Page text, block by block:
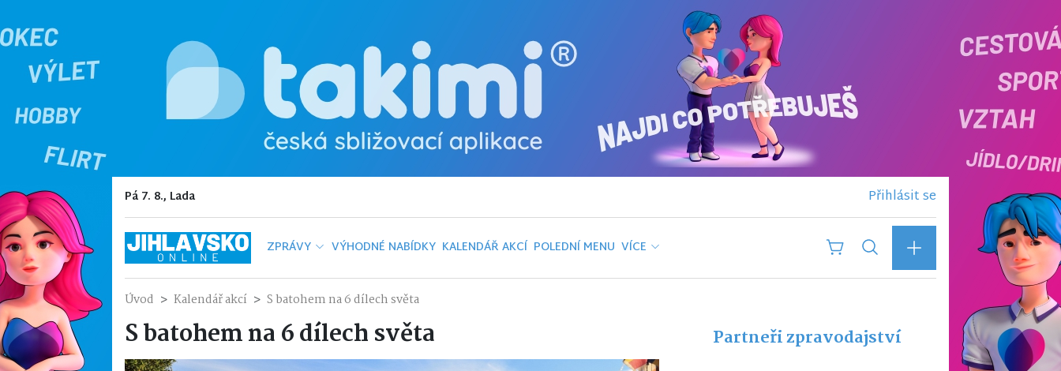
Pá 7. 8., Lada Přihlásit se
ZPRÁVY VÝHODNÉ NABÍDKY KALENDÁŘ AKCÍ POLEDNÍ MENU VÍCE
Úvod Kalendář akcí S batohem na 6 dílech světa
S batohem na 6 dílech světa Partneři zpravodajství